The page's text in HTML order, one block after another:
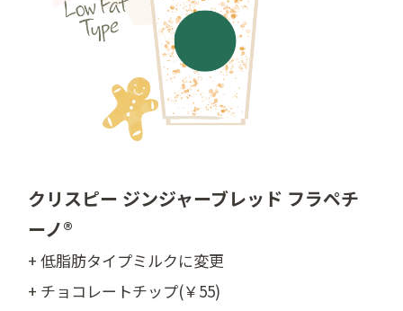
クリスピー ジンジャーブレッド フラペチ
ーノ®
+ 低脂肪タイプミルクに変更
+ チョコレートチップ(￥55)